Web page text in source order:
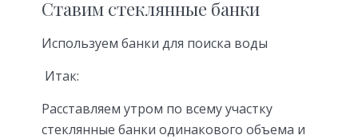
Ставим стеклянные банки
Используем банки для поиска воды
Итак:
Расставляем утром по всему участку
стеклянные банки одинакового объема и